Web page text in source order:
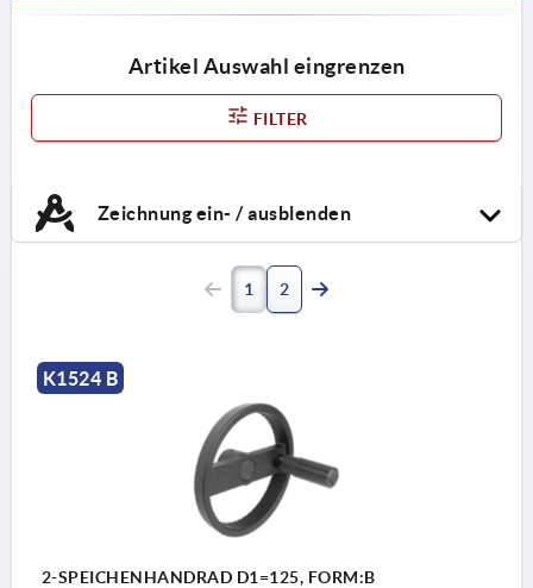
Artikel Auswahl eingrenzen
FILTER
Zeichnung ein- / ausblenden
1 2
K1524 B
2-SPEICHENHANDRAD D1=125, FORM:B